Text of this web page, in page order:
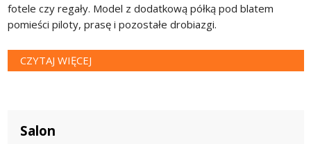
fotele czy regały. Model z dodatkową półką pod blatem
pomieści piloty, prasę i pozostałe drobiazgi.
CZYTAJ WIĘCEJ
Salon